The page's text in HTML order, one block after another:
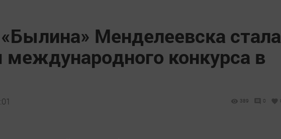
Менделеевска стала
международного конкурса в
389 0